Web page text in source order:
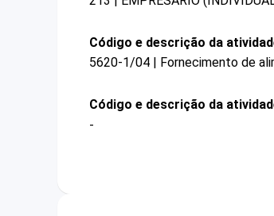
Código e descrição da
5620-1/04 | Fornecimento de
Código e descrição da
-